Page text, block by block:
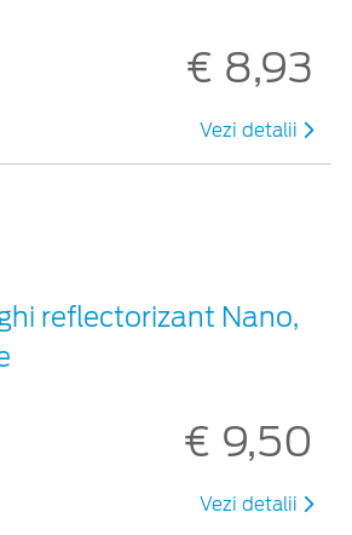
€ 8,93
Vezi detalii
reflectorizant Nano,
€ 9,50
Vezi detalii